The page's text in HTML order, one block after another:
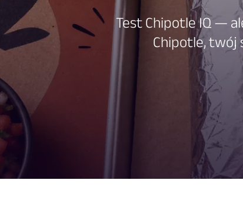
Test Chipotle IQ —
Chipotle, twój